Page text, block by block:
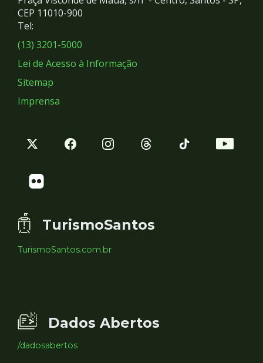
Redes
Sociais
CEP 11010-900
Tel:
(13) 3201-5000
Lei de Acesso à Informação
Sitemap
Imprensa
TurismoSantos
TurismoSantos.com.br
Dados Abertos
/dadosabertos